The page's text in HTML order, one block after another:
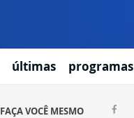
últimas programas
FAÇA VOCÊ MESMO